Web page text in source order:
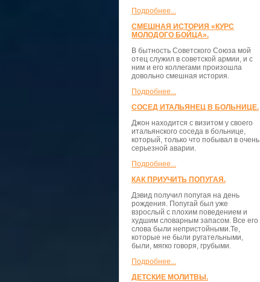
Подробнее...
СМЕШНАЯ ИСТОРИЯ «КУРС
МОЛОДОГО БОЙЦА».
В бытность Советского Союза мой
отец служил в советской армии, и с
ним и его коллегами произошла
довольно смешная история.
Подробнее...
СОСЕД ИТАЛЬЯНЕЦ В БОЛЬНИЦЕ.
Джон находится с визитом у своего
итальянского соседа в больнице,
который, только что побывал в очень
серьезной аварии.
Подробнее...
КАК ПРИУЧИТЬ ПОПУГАЯ.
Дэвид получил попугая на день
рождения. Попугай был уже
взрослый с плохим поведением и
худшим словарным запасом. Все его
слова были непристойными.Те,
которые не были ругательными,
были, мягко говоря, грубыми.
Подробнее...
ДЕТСКИЕ МОЛИТВЫ.